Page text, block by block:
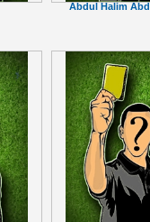
Abdul Halim